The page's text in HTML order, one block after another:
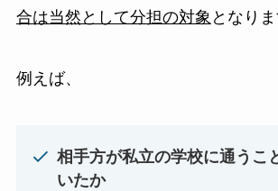
合は当然として分担の対象 となりま
例えば、
相手方が私立の学校に通うこ
いたか